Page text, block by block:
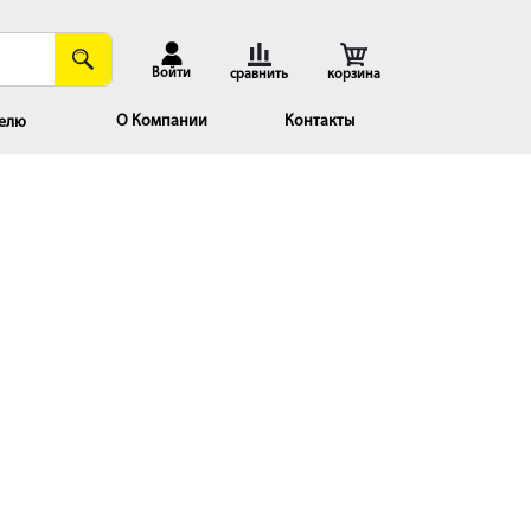
Войти сравнить корзина
О Компании Контакты